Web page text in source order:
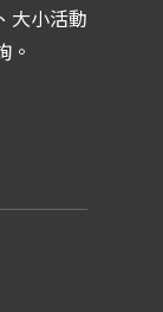
大小活動
。